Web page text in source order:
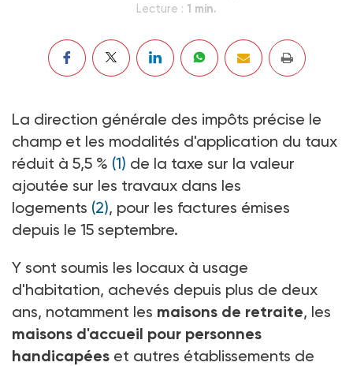
Lecture : 1 min.
La direction générale des impôts précise le
champ et les modalités d'application du taux
réduit à 5,5 % (1) de la taxe sur la valeur
ajoutée sur les travaux dans les
logements (2), pour les factures émises
depuis le 15 septembre.
Y sont soumis les locaux à usage
d'habitation, achevés depuis plus de deux
ans, notamment les maisons de retraite, les
maisons d'accueil pour personnes
handicapées et autres établissements de